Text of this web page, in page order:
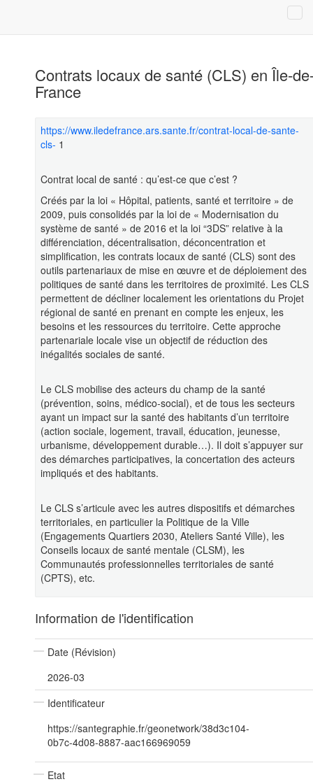
Contrats locaux de santé (CLS) en Île-
France
https://www.iledefrance.ars.sante.fr/contrat-local-de-sante-
cls- 1
Contrat local de santé : qu’est-ce que c’est ?
Créés par la loi « Hôpital, patients, santé et territoire » de
2009, puis consolidés par la loi de « Modernisation du
système de santé » de 2016 et la loi “3DS” relative à la
différenciation, décentralisation, déconcentration et
simplification, les contrats locaux de santé (CLS) sont des
outils partenariaux de mise en œuvre et de déploiement des
politiques de santé dans les territoires de proximité. Les CLS
permettent de décliner localement les orientations du Projet
régional de santé en prenant en compte les enjeux, les
besoins et les ressources du territoire. Cette approche
partenariale locale vise un objectif de réduction des
inégalités sociales de santé.
Le CLS mobilise des acteurs du champ de la santé
(prévention, soins, médico-social), et de tous les secteurs
ayant un impact sur la santé des habitants d’un territoire
(action sociale, logement, travail, éducation, jeunesse,
urbanisme, développement durable…). Il doit s’appuyer sur
des démarches participatives, la concertation des acteurs
impliqués et des habitants.
Le CLS s’articule avec les autres dispositifs et démarches
territoriales, en particulier la Politique de la Ville
(Engagements Quartiers 2030, Ateliers Santé Ville), les
Conseils locaux de santé mentale (CLSM), les
Communautés professionnelles territoriales de santé
(CPTS), etc.
Information de l'identification
Date (Révision)
2026-03
Identificateur
https://santegraphie.fr/geonetwork/38d3c104-
0b7c-4d08-8887-aac166969059
Etat